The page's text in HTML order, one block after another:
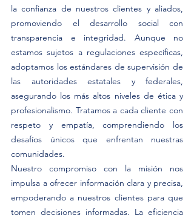
la confianza de nuestros clientes y aliados,
promoviendo el desarrollo social con
transparencia e integridad. Aunque no
estamos sujetos a regulaciones específicas,
adoptamos los estándares de supervisión de
las autoridades estatales y federales,
asegurando los más altos niveles de ética y
profesionalismo. Tratamos a cada cliente con
respeto y empatía, comprendiendo los
desafíos únicos que enfrentan nuestras
comunidades.
Nuestro compromiso con la misión nos
impulsa a ofrecer información clara y precisa,
empoderando a nuestros clientes para que
tomen decisiones informadas. La eficiencia